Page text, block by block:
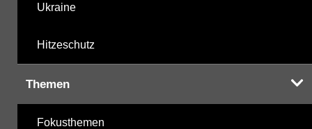
Ukraine
Hitzeschutz
Themen
Fokusthemen